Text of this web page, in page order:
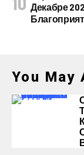
Декабре
You May